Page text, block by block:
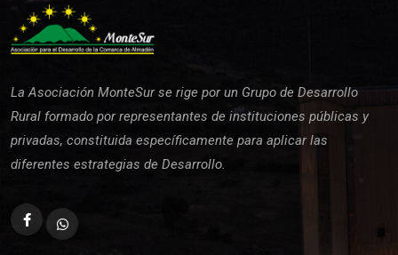
La Asociación MonteSur se rige por un Grupo de Desarrollo
Rural formado por representantes de instituciones públicas y
privadas, constituida específicamente para aplicar las
diferentes estrategias de Desarrollo.